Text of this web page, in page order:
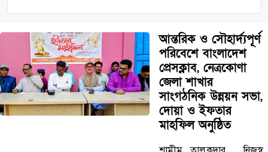
আন্তরিক ও সৌহার্দ্যপূর্ণ
পরিবেশে বাংলাদেশ
প্রেসক্লাব, নেত্রকোণা
জেলা শাখার
সাংগঠনিক উন্নয়ন সভা,
দোয়া ও ইফতার
মাহফিল অনুষ্ঠিত